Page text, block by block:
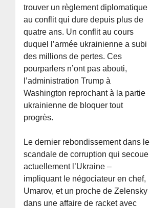
trouver un règlement diplomatique
au conflit qui dure depuis plus de
quatre ans. Un conflit au cours
duquel l’armée ukrainienne a subi
des millions de pertes. Ces
pourparlers n’ont pas abouti,
l’administration Trump à
Washington reprochant à la partie
ukrainienne de bloquer tout
progrès.
Le dernier rebondissement dans le
scandale de corruption qui secoue
actuellement l’Ukraine –
impliquant le négociateur en chef,
Umarov, et un proche de Zelensky
dans une affaire de racket avec